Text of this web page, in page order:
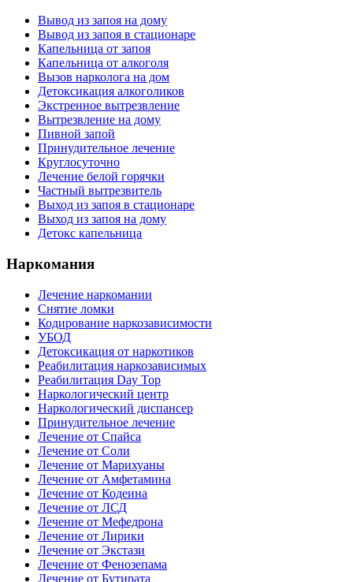
Вывод из запоя на дому
Вывод из запоя в стационаре
Капельница от запоя
Капельница от алкоголя
Вызов нарколога на дом
Детоксикация алкоголиков
Экстренное вытрезвление
Вытрезвление на дому
Пивной запой
Принудительное лечение
Круглосуточно
Лечение белой горячки
Частный вытрезвитель
Выход из запоя в стационаре
Выход из запоя на дому
Детокс капельница
Наркомания
Лечение наркомании
Снятие ломки
Кодирование наркозависимости
УБОД
Детоксикация от наркотиков
Реабилитация наркозависимых
Реабилитация Day Top
Наркологический центр
Наркологический диспансер
Принудительное лечение
Лечение от Спайса
Лечение от Соли
Лечение от Марихуаны
Лечение от Амфетамина
Лечение от Кодеина
Лечение от ЛСД
Лечение от Мефедрона
Лечение от Лирики
Лечение от Экстази
Лечение от Фенозепама
Лечение от Бутирата